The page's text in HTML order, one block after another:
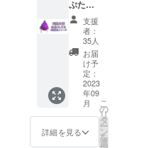
を配置
カ
ラー：
フルカ
ラー印
当日参
加でき
る場合
のみお
申し込
みくだ
さい。
※オプ
ション
にて、
必ず希
望する
す。こ
のコー
スで
は、扇
ねぷた
を先導
する
「手持
ち灯
籠」に
連名で
掲出し
ぷたで
使用す
る金魚
ねぷた
(レプリ
カ)】 東
奥義塾
創立150
周年ね
ぷたの
出陣で
使用す
る金魚
支援
者：
35人
お届
け予
定：
2023
年09
月
詳細を見る
こ
の
リ
タ
ー
ン
を
選